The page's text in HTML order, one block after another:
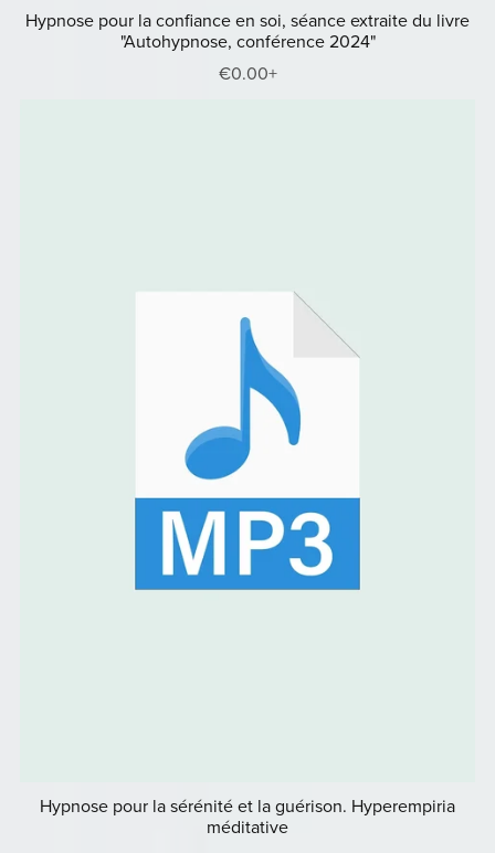
Hypnose pour la confiance en soi, séance extraite du livre
"Autohypnose, conférence 2024"
€0.00+
Hypnose pour la sérénité et la guérison. Hyperempiria
méditative